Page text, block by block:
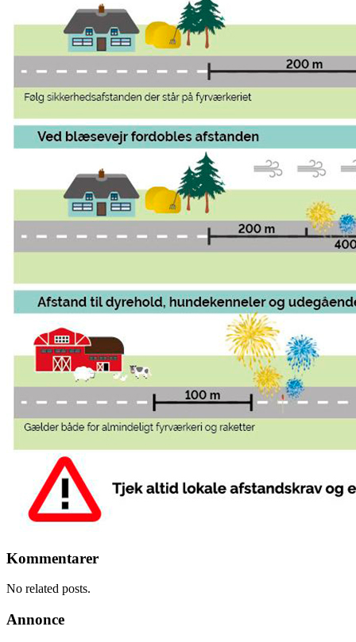
Kommentarer
No related posts.
Annonce